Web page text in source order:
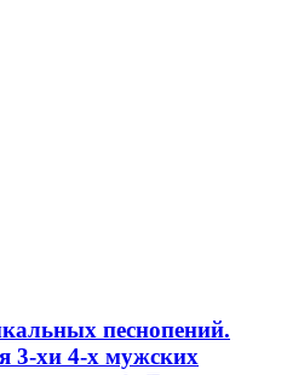
песнопений.
3-хи 4-х мужских